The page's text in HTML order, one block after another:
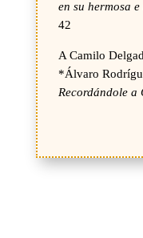
en su hermosa
42
A Camilo
*Álvaro
Recordándole